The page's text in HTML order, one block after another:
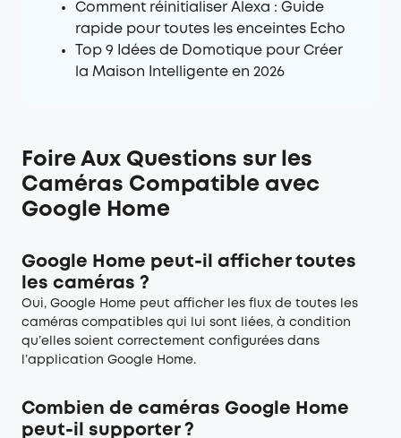
Comment réinitialiser Alexa : Guide
rapide pour toutes les enceintes Echo
Top 9 Idées de Domotique pour Créer
la Maison Intelligente en 2026
Foire Aux Questions sur les
Caméras Compatible avec
Google Home
Google Home peut-il afficher toutes
les caméras ?
Oui, Google Home peut afficher les flux de toutes les
caméras compatibles qui lui sont liées, à condition
qu’elles soient correctement configurées dans
l’application Google Home.
Combien de caméras Google Home
peut-il supporter ?